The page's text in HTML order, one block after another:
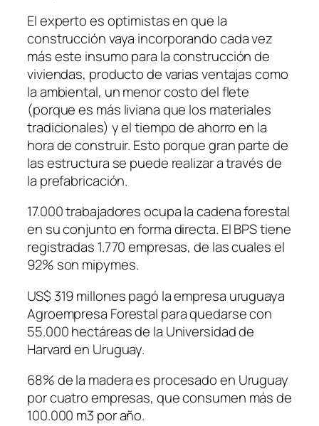
El experto es optimistas en que la
construcción vaya incorporando cada vez
más este insumo para la construcción de
viviendas, producto de varias ventajas como
la ambiental, un menor costo del flete
(porque es más liviana que los materiales
tradicionales) y el tiempo de ahorro en la
hora de construir. Esto porque gran parte de
las estructura se puede realizar a través de
la prefabricación.
17.000 trabajadores ocupa la cadena forestal
en su conjunto en forma directa. El BPS tiene
registradas 1.770 empresas, de las cuales el
92% son mipymes.
US$ 319 millones pagó la empresa uruguaya
Agroempresa Forestal para quedarse con
55.000 hectáreas de la Universidad de
Harvard en Uruguay.
68% de la madera es procesado en Uruguay
por cuatro empresas, que consumen más de
100.000 m3 por año.